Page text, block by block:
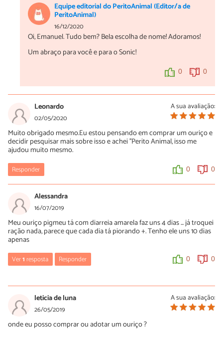
Equipe editorial do PeritoAnimal (Editor/a de
PeritoAnimal)
16/12/2020
Oi, Emanuel. Tudo bem? Bela escolha de nome! Adoramos!
Um abraço para você e para o Sonic!
0 0
A sua avaliação:
Leonardo
02/05/2020
Muito obrigado mesmo.Eu estou pensando em comprar um ouriço e
decidir pesquisar mais sobre isso e achei ''Perito Animal, isso me
ajudou muito mesmo.
Responder 0 0
Alessandra
16/07/2019
Meu ouriço pigmeu tá com diarreia amarela faz uns 4 dias ... já troquei
ração nada, parece que cada dia tá piorando +. Tenho ele uns 10 dias
apenas
Ver1resposta Responder 0 0
16/07/2019
Oi Alessandra! Leve o seu pet em um veterinário de confiança o
mais rápido possível. Além disso, é importante manter a
hidratação do seu animal para que o quadro não piore.
A sua avaliação:
leticia de luna
26/05/2019
onde eu posso comprar ou adotar um ouriço ?